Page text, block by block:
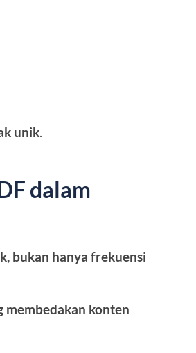
unik.
dalam
bukan hanya frekuensi
konten